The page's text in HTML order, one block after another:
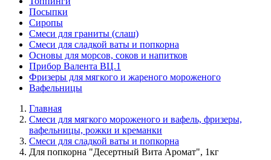
Посыпки
Сиропы
Смеси для граниты (слаш)
Смеси для сладкой ваты и попкорна
Основы для морсов, соков и напитков
Прибор Валента ВЦ.1
Фризеры для мягкого и жареного мороженого
Вафельницы
Главная
Смеси для мягкого мороженого и вафель, фризеры,
вафельницы, рожки и креманки
Смеси для сладкой ваты и попкорна
Для попкорна "Десертный Вита Аромат", 1кг